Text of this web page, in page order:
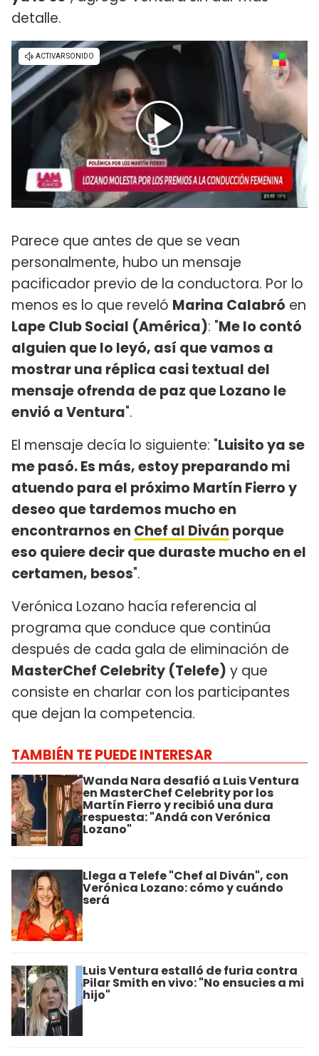
detalle.
Parece que antes de que se vean
personalmente, hubo un mensaje
pacificador previo de la conductora. Por lo
menos es lo que reveló Marina Calabró en
Lape Club Social (América): "Me lo contó
alguien que lo leyó, así que vamos a
mostrar una réplica casi textual del
mensaje ofrenda de paz que Lozano le
envió a Ventura".
El mensaje decía lo siguiente: "Luisito ya se
me pasó. Es más, estoy preparando mi
atuendo para el próximo Martín Fierro y
deseo que tardemos mucho en
encontrarnos en Chef al Diván porque
eso quiere decir que duraste mucho en el
certamen, besos".
Verónica Lozano hacía referencia al
programa que conduce que continúa
después de cada gala de eliminación de
MasterChef Celebrity (Telefe) y que
consiste en charlar con los participantes
que dejan la competencia.
TAMBIÉN TE PUEDE INTERESAR
Wanda Nara desafió a Luis Ventura
en MasterChef Celebrity por los
Martín Fierro y recibió una dura
respuesta: "Andá con Verónica
Lozano"
Llega a Telefe "Chef al Diván", con
Verónica Lozano: cómo y cuándo
será
Luis Ventura estalló de furia contra
Pilar Smith en vivo: "No ensucies a mi
hijo"